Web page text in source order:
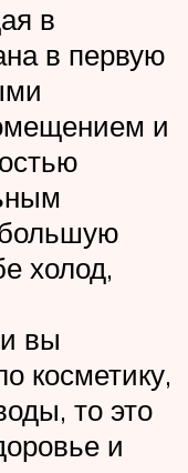
в
в первую
и
холод,
вы
косметику,
то это
и